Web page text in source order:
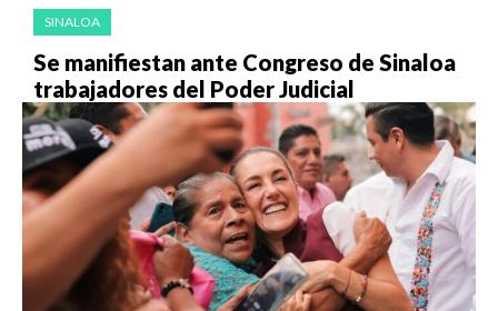
SINALOA
Se manifiestan ante Congreso de Sinaloa
trabajadores del Poder Judicial